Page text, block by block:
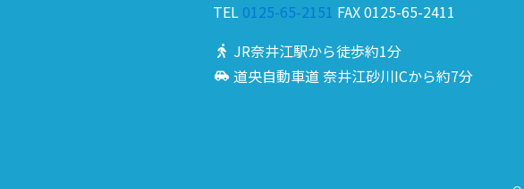
TEL 0125-65-2151 FAX 0125-65-2411
JR奈井江駅から徒歩約1分
道央自動車道 奈井江砂川ICから約7分